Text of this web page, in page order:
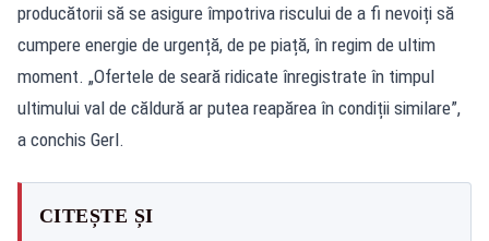
producătorii să se asigure împotriva riscului de a fi nevoiți să
cumpere energie de urgență, de pe piață, în regim de ultim
moment. „Ofertele de seară ridicate înregistrate în timpul
ultimului val de căldură ar putea reapărea în condiții similare”,
a conchis Gerl.
CITEȘTE ȘI